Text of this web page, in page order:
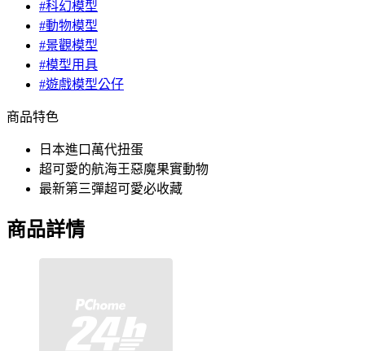
#科幻模型
#動物模型
#景觀模型
#模型用具
#遊戲模型公仔
商品特色
日本進口萬代扭蛋
超可愛的航海王惡魔果實動物
最新第三彈超可愛必收藏
商品詳情